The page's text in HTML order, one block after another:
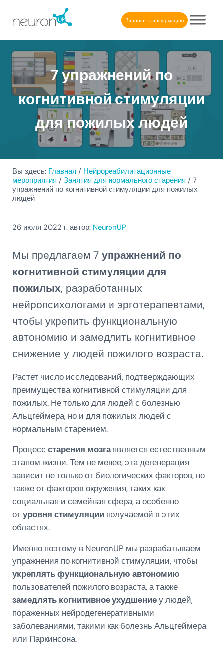
NeuronUP. Веб-платформа когнитивной реабилитации
Запросить информацию
7 упражнений по
когнитивной стимуляции
для пожилых людей
Вы здесь: Главная / Нейрореабилитационные
мероприятия / Занятия для нормального старения / 7
упражнений по когнитивной стимуляции для пожилых
людей
26 июля 2022 г. автор: NeuronUP
Мы предлагаем 7 упражнений по
когнитивной стимуляции для
пожилых, разработанных
нейропсихологами и эрготерапевтами,
чтобы укрепить функциональную
автономию и замедлить когнитивное
снижение у людей пожилого возраста.
Растет число исследований, подтверждающих
преимущества когнитивной стимуляции для
пожилых. Не только для людей с болезнью
Альцгеймера, но и для пожилых людей с
нормальным старением.
Процесс старения мозгаявляется естественным
этапом жизни. Тем не менее, эта дегенерация
зависит не только от биологических факторов, но
также от факторов окружения, таких как
социальная и семейная сфера, а особенно
отуровня стимуляцииполучаемой в этих
областях.
Именно поэтому в NeuronUP мы разрабатываем
упражнения по когнитивной стимуляции, чтобы
укреплять функциональную автономию
пользователей пожилого возраста, а также
замедлять когнитивное ухудшениеу людей,
пораженных нейродегенеративными
заболеваниями, такими как болезнь Альцгеймера
или Паркинсона.